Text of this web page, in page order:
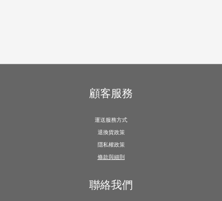
顧客服務
運送服務方式
退換貨政策
隱私權政策
條款與細則
聯絡我們